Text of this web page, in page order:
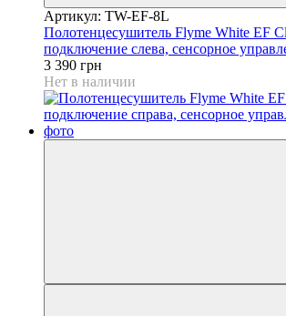
Артикул: TW-EF-8L
Полотенцесушитель Flyme White EF
подключение слева, сенсорное
3 390 грн
Нет в наличии